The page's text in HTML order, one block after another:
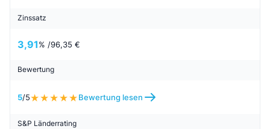
Zinssatz
3,91% /96,35 €
Bewertung
5/5 Bewertung lesen
S&P Länderrating